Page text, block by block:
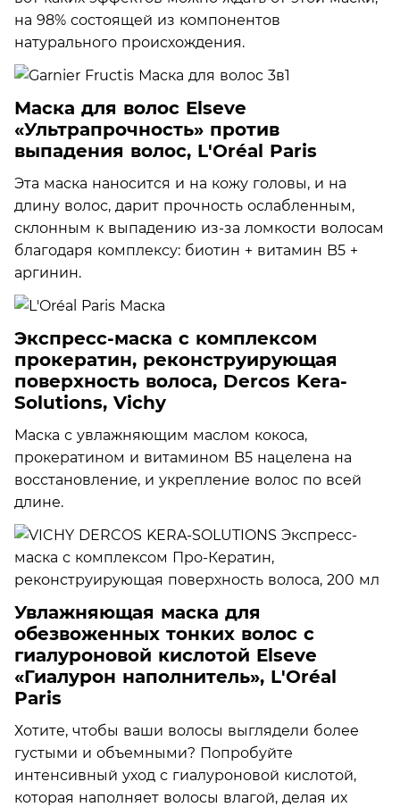
на 98% состоящей из компонентов
натурального происхождения.
Маска для волос Elseve
«Ультрапрочность» против
выпадения волос, L'Oréal Paris
Эта маска наносится и на кожу головы, и на
длину волос, дарит прочность ослабленным,
склонным к выпадению из-за ломкости волосам
благодаря комплексу: биотин + витамин B5 +
аргинин.
Экспресс-маска с комплексом
прокератин, реконструирующая
поверхность волоса, Dercos Kera-
Solutions, Vichy
Маска с увлажняющим маслом кокоса,
прокератином и витамином B5 нацелена на
восстановление, и укрепление волос по всей
длине.
Увлажняющая маска для
обезвоженных тонких волос с
гиалуроновой кислотой Elseve
«Гиалурон наполнитель», L'Oréal
Paris
Хотите, чтобы ваши волосы выглядели более
густыми и объемными? Попробуйте
интенсивный уход с гиалуроновой кислотой,
которая наполняет волосы влагой, делая их